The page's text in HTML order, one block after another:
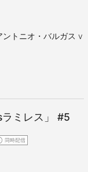
トニオ・バルガス v
ミレス」 #5